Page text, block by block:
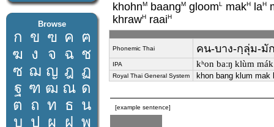
Browse
ก ข ฃ ค ฅ
ฆ ง จ ฉ ช
ซ ฌ ญ ฎ ฏ
ฐ ฑ ฒ ณ ด
ต ถ ท ธ น
บ ป ผ ฝ พ
khohnM baangM gloomL makH laH
khrawH raaiH
Phonemic Thai คน-บาง-กฺลุ่ม-มั
IPA kʰon baːŋ klùm mák
Royal Thai General System khon bang klum
[example sentence]